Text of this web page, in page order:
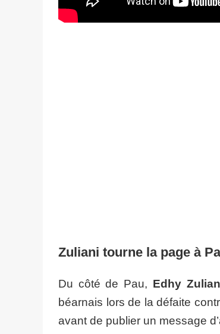
Zuliani tourne la page à
Du côté de Pau, Edhy
béarnais lors de la défaite
avant de publier un message